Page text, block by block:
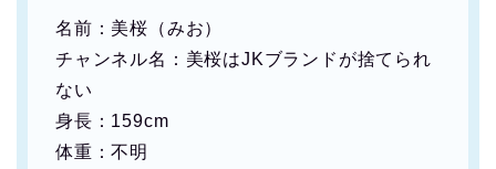
名前：美桜（みお）
チャンネル名：美桜はJKブランドが捨てられ
ない
身長：159cm
体重：不明